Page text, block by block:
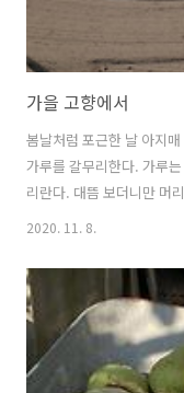
가을 고향에서
봄날처럼 포근한 날 아지
가루를 갈무리한다. 가루
리란다. 대뜸 보더니만 머
이라오. 옛날 같음 뒷짐 지
시리도록 푸른하늘로 반홍
으니 요샌 까치들도 먹을
가을날 들녘은 아지랑이가
2020. 11. 8.